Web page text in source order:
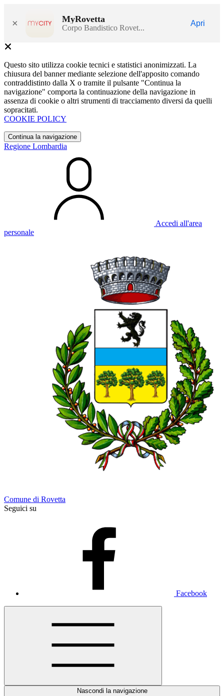
× MyRovetta
Corpo Bandistico Rovet...
Apri
Questo sito utilizza cookie tecnici e statistici anonimizzati. La
chiusura del banner mediante selezione dell'apposito comando
contraddistinto dalla X o tramite il pulsante "Continua la
navigazione" comporta la continuazione della navigazione in
assenza di cookie o altri strumenti di tracciamento diversi da quelli
sopracitati.
COOKIE POLICY
Continua la navigazione
Regione Lombardia
Accedi all'area
personale
Comune di Rovetta
Seguici su
Facebook
Nascondi la navigazione